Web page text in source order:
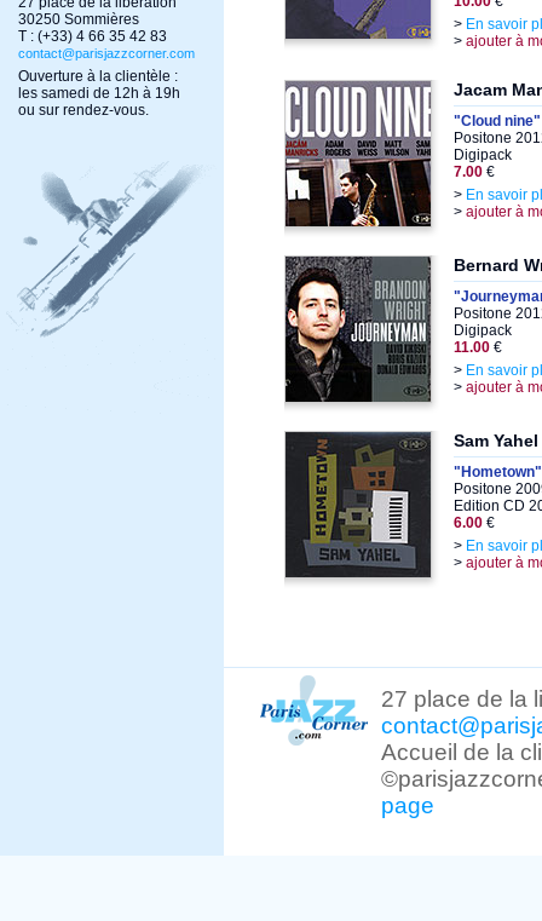
30250 Sommières
T : (+33) 4 66 35 42 83
contact@parisjazzcorner.com
Ouverture à la clientèle :
les samedi de 12h à 19h
ou sur rendez-vous.
> En savoir
> ajouter à
Jacam
"Cloud nine"
Positone
Digipack
7.00 €
> En savoir
> ajouter à
Bernard
Positone
Digipack
11.00 €
> En savoir
> ajouter à
Sam Yahel
"Hometown"
Positone
Edition CD
6.00 €
> En savoir
> ajouter à
27 place de la
Accueil de la
page